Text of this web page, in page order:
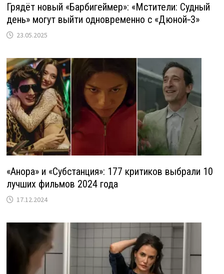
Грядёт новый «Барбигеймер»: «Мстители: Судный
день» могут выйти одновременно с «Дюной‑3»
23.05.2025
«Анора» и «Субстанция»: 177 критиков выбрали 10
лучших фильмов 2024 года
17.12.2024